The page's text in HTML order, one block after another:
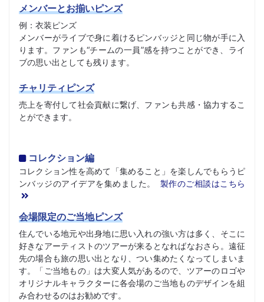
メンバーとお揃いピンズ
例：衣装ピンズ
メンバーがライブで身に着けるピンバッジと同じ物が手に入
ります。ファンも“チームの一員”感を持つことができ、ライ
ブの思い出としても残ります。
チャリティピンズ
売上を寄付して社会貢献に繋げ、ファンも共感・協力するこ
とができます。
コレクション編
コレクション性を高めて「集めること」を楽しんでもらうピ
ンバッジのアイデアを集めました。
製作のご相談はこちら
会場限定のご当地ピンズ
住んでいる地元や出身地に思い入れの強い方は多く、そこに
好きなアーティストのツアーが来るとなればなおさら。遠征
先の場合も旅の思い出となり、つい集めたくなってしまいま
す。「ご当地もの」は大変人気があるので、ツアーのロゴや
オリジナルキャラクターに各会場のご当地ものデザインを組
み合わせるのはお勧めです。